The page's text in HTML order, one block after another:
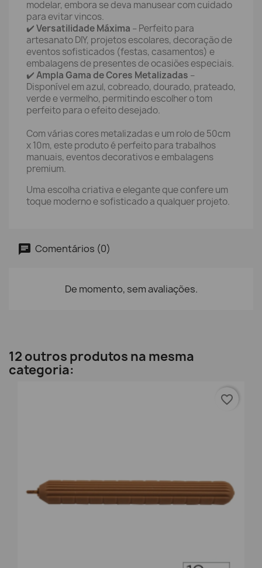
modelar, embora se deva manusear com cuidado
para evitar vincos.
✔️Versatilidade Máxima – Perfeito para
artesanato DIY, projetos escolares, decoração de
eventos sofisticados (festas, casamentos) e
embalagens de presentes de ocasiões especiais.
✔️Ampla Gama de Cores Metalizadas –
Disponível em azul, cobreado, dourado, prateado,
verde e vermelho, permitindo escolher o tom
perfeito para o efeito desejado.
Com várias cores metalizadas e um rolo de 50cm
x 10m, este produto é perfeito para trabalhos
manuais, eventos decorativos e embalagens
premium.
Uma escolha criativa e elegante que confere um
toque moderno e sofisticado a qualquer projeto.
Comentários (0)
De momento, sem avaliações.
12 outros produtos na mesma
categoria:
favorite_border